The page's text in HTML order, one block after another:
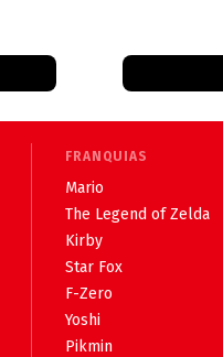
FRANQUIAS
Mario
The Legend of Zelda
Kirby
Star Fox
F-Zero
Yoshi
Pikmin